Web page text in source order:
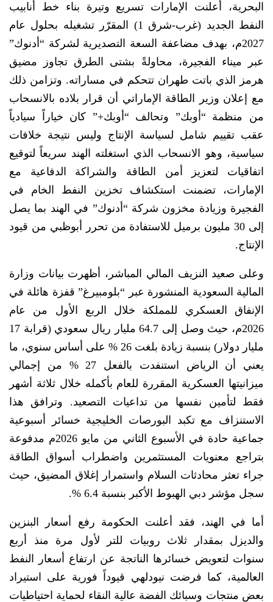
البحرية، أعلنت الإمارات تسريع وتيرة بناء خط أنابيب
النفط الجديد (غرب-شرق 1) المقرّر تشغيله بحلول عام
2027م، بهدف مضاعفة السعة التصديرية لشركة “أدنوك”
عبر ميناء الفجيرة، محاولةً بشتى الطرق تجاوز مضيق
هرمز الذي باتت طهران تتحكم في مساراته. وتزامن ذلك
مع إعلان وزير الطاقة الإماراتي أن قرار بلاده بالانسحاب
من منظمة “أوبك” وتحالف “أوبك+” كان خياراً سيادياً
عقب تقييم شامل لسياسة الإنتاج وليس نتيجة خلافات
سياسية، وهو الانسحاب الذي استغلته الهند سريعاً لتوقيع
اتفاقيات لتعزيز أمن الطاقة والشراكة الدفاعية مع
الإمارات، تضمنت استكشاف تخزين النفط الخام في
الفجيرة وزيادة مخزون شركة “أدنوك” في الهند بما يصل
إلى 30 مليون برميل للاستفادة من تحرر أبوظبي من قيود
الإنتاج.
وعلى صعيد النزيف المالي المباشر، أظهرت بيانات وزارة
المالية السعودية المنشورة عبر “بلومبيرغ” قفزة هائلة في
الإنفاق العسكري للمملكة خلال الربع الأول من عام
2026م، حيث وصل إلى 64.7 مليار ريال سعودي (قرابة 17
مليار دولار) بنسبة زيادة بلغت 26 % على أساس سنوي، ما
يعني أن الرياض استنفدت بالفعل 27 % من إجمالي
ميزانيتها العسكرية المقررة للعام بأكمله خلال ثلاثة أشهر
فقط لتأمين نفسها من تداعيات التصعيد. وترافق هذا
الاستنزاف مع تكبد البورصات الخليجية خسائر أسبوعية
جماعية حادة في الأسبوع الثاني من مايو 2026م مدفوعة
بتراجع معنويات المستثمرين واضطراب أسواق الطاقة
جراء تعثر محادثات السلام واستمرار إغلاق المضيق، حيث
سجل مؤشر دبي الهبوط الأكبر بنسبة 6.4 %.
أما في الهند، فقد أعلنت الحكومة رفع أسعار البنزين
والديزل بمقدار ثلاث روبيات للتر لأول مرة منذ أربع
سنوات لتعويض خسائرها الناتجة عن ارتفاع أسعار النفط
العالمية، كما فرضت نيودلهي قيوداً فورية على استيراد
بعض منتجات وسبائك الفضة عالية النقاء لحماية احتياطيات